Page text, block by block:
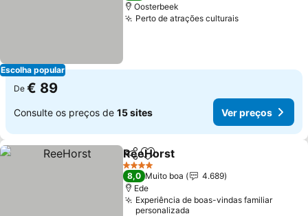
Escolha popular
Oosterbeek
Perto de atrações culturaisVer preços
De € 89
Consulte os preços de 15 sites Ver preços
PartilharAdicionar aos favoritos
ReeHorst
4 Estrelas
8,0 Muito boa
4.689
Ede
Experiência de boas-vindas familiar
personalizada